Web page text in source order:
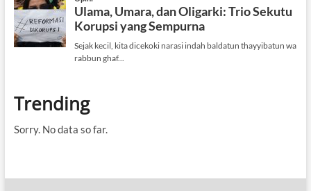
Trending
Sorry. No data so far.